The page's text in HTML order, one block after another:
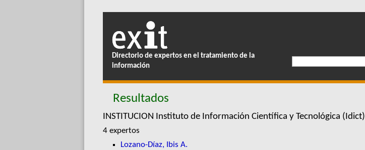
Directorio de expertos en el tratamiento de la
información
Resultados
INSTITUCION Instituto de Información Científica y Tecnológica (Idict)
4 expertos
Lozano-Díaz, Ibis A.